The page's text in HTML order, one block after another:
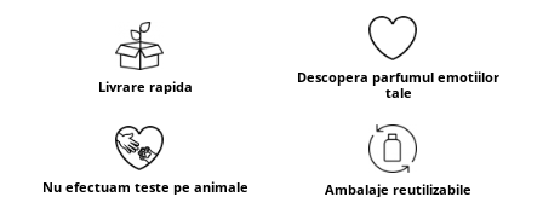
Livrare rapida
Descopera parfumul emotiilor
tale
Nu efectuam teste pe animale Ambalaje reutilizabile